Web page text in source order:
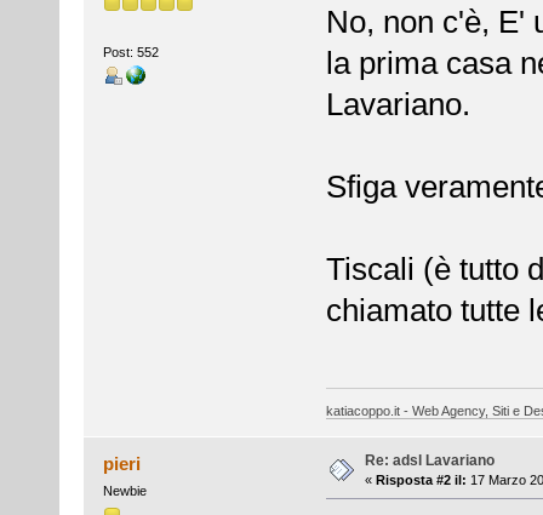
Post: 552
No, non c'è, E'
la prima casa
Lavariano.
Sfiga
Tiscali (è tutto
chiamato tutte
katiacoppo.it - Web Agency, Siti e
pieri
Newbie
Re: adsl Lavariano
« Risposta #2 il: 17 Marzo